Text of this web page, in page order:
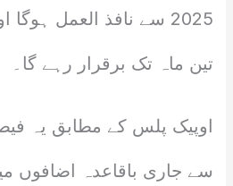
2025 سے نافذ العمل
تین ماہ تک برقرار رہے گا۔
اوپیک پلس کے مطابق یہ
سے جاری باقاعدہ اضافوں